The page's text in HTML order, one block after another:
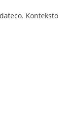
Konteksto